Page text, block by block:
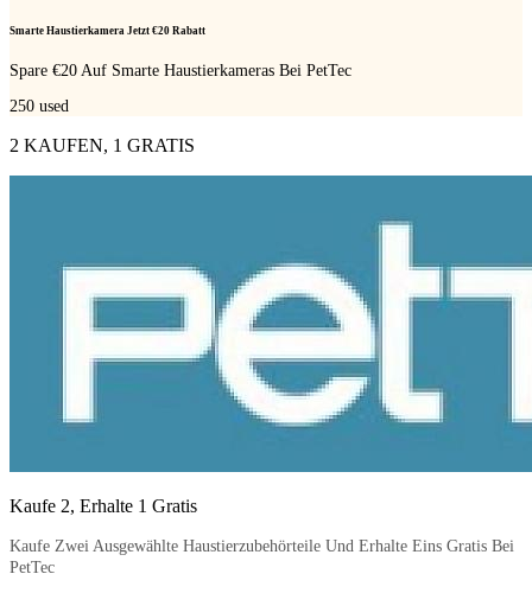
Smarte Haustierkamera Jetzt €20 Rabatt
Spare €20 Auf Smarte Haustierkameras Bei PetTec
250 used
2 KAUFEN, 1 GRATIS
Kaufe 2, Erhalte 1 Gratis
Kaufe Zwei Ausgewählte Haustierzubehörteile Und Erhalte Eins Gratis Bei
PetTec